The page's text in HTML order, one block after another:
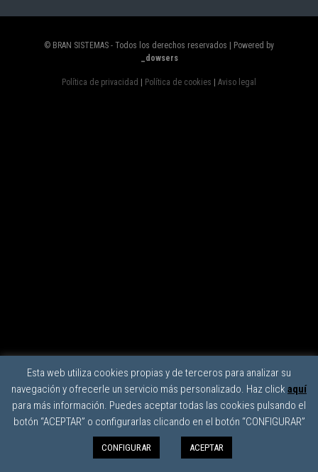
© BRAN SISTEMAS - Todos los derechos reservados | Powered by
_dowsers
Política de privacidad Política de cookies Aviso legal
Esta web utiliza cookies propias y de terceros para analizar su
navegación y ofrecerle un servicio más personalizado. Haz click aquí
para más información. Puedes aceptar todas las cookies pulsando el
botón “ACEPTAR” o configurarlas clicando en el botón “CONFIGURAR”
CONFIGURAR ACEPTAR